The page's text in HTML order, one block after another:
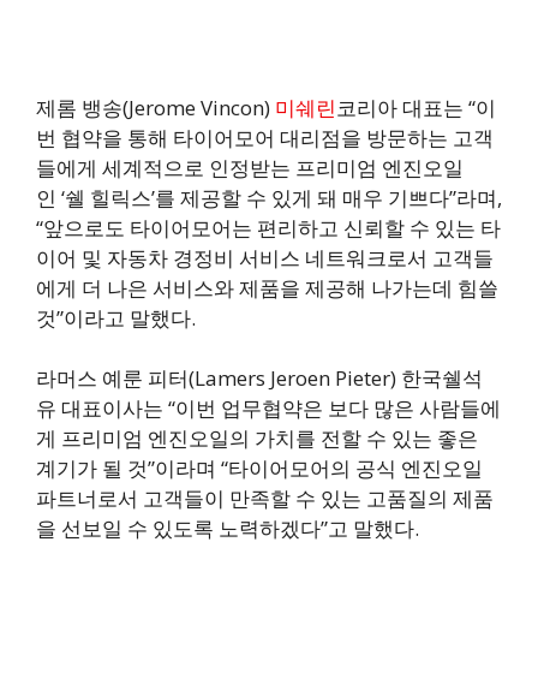
제롬 뱅송(Jerome Vincon) 미쉐린코리아 대표는 “이
번 협약을 통해 타이어모어 대리점을 방문하는 고객
들에게 세계적으로 인정받는 프리미엄 엔진오일
인 ‘쉘 힐릭스’를 제공할 수 있게 돼 매우 기쁘다”라며,
“앞으로도 타이어모어는 편리하고 신뢰할 수 있는 타
이어 및 자동차 경정비 서비스 네트워크로서 고객들
에게 더 나은 서비스와 제품을 제공해 나가는데 힘쓸
것”이라고 말했다.
라머스 예룬 피터(Lamers Jeroen Pieter) 한국쉘석
유 대표이사는 “이번 업무협약은 보다 많은 사람들에
게 프리미엄 엔진오일의 가치를 전할 수 있는 좋은
계기가 될 것”이라며 “타이어모어의 공식 엔진오일
파트너로서 고객들이 만족할 수 있는 고품질의 제품
을 선보일 수 있도록 노력하겠다”고 말했다.